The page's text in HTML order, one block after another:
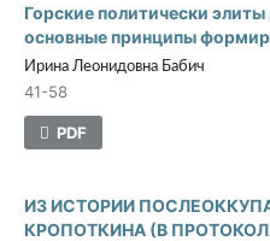
Горские политически
основные принципы
Ирина Леонидовна Бабич
41-58
PDF
ИЗ ИСТОРИИ
КРОПОТКИНА (В